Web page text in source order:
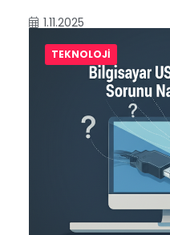
1.11.2025
TEKNOLOJI